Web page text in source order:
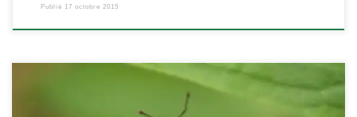
Publié 17 octobre 2015